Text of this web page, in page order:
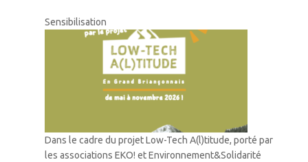
Sensibilisation
Dans le cadre du projet Low-Tech A(l)titude, porté par
les associations EKO! et Environnement&Solidarité